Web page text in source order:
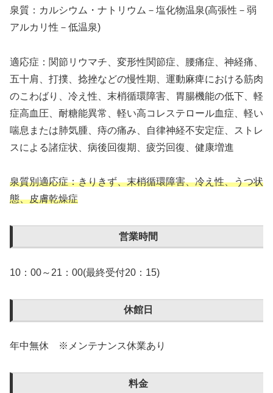
泉質：カルシウム・ナトリウム－塩化物温泉(高張性－弱
アルカリ性－低温泉)
適応症：関節リウマチ、変形性関節症、腰痛症、神経痛、
五十肩、打撲、捻挫などの慢性期、運動麻痺における筋肉
のこわばり、冷え性、末梢循環障害、胃腸機能の低下、軽
症高血圧、耐糖能異常、軽い高コレステロール血症、軽い
喘息または肺気腫、痔の痛み、自律神経不安定症、ストレ
スによる諸症状、病後回復期、疲労回復、健康増進
泉質別適応症：きりきず、末梢循環障害、冷え性、うつ状
態、皮膚乾燥症
営業時間
10：00～21：00(最終受付20：15)
休館日
年中無休 ※メンテナンス休業あり
料金